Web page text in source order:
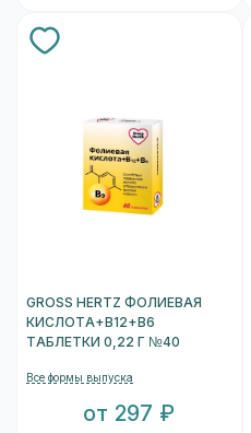
GROSS HERTZ ФОЛИЕВАЯ
КИСЛОТА+В12+В6
ТАБЛЕТКИ 0,22 Г №40
Все формы выпуска
от 297 ₽